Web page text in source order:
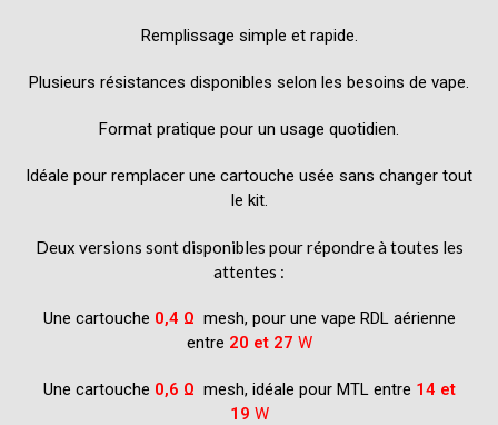
Remplissage simple et rapide.
Plusieurs résistances disponibles selon les besoins de vape.
Format pratique pour un usage quotidien.
Idéale pour remplacer une cartouche usée sans changer tout
le kit.
Deux versions sont disponibles pour répondre à toutes les
attentes :
Une cartouche 0,4 Ω mesh, pour une vape RDL aérienne
entre 20 et 27 W
Une cartouche 0,6 Ω mesh, idéale pour MTL entre 14 et
19 W